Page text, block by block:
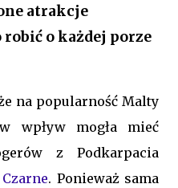
atrakcje
robić o każdej porze
na popularność Malty
wpływ mogła mieć
z Podkarpacia
. Ponieważ sama